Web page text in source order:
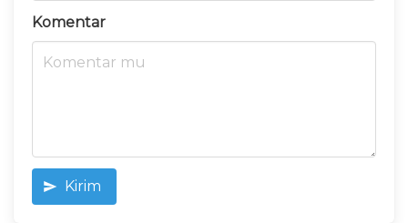
Komentar
Kirim